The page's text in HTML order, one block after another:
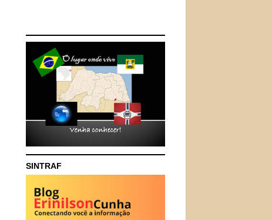
SINTRAF